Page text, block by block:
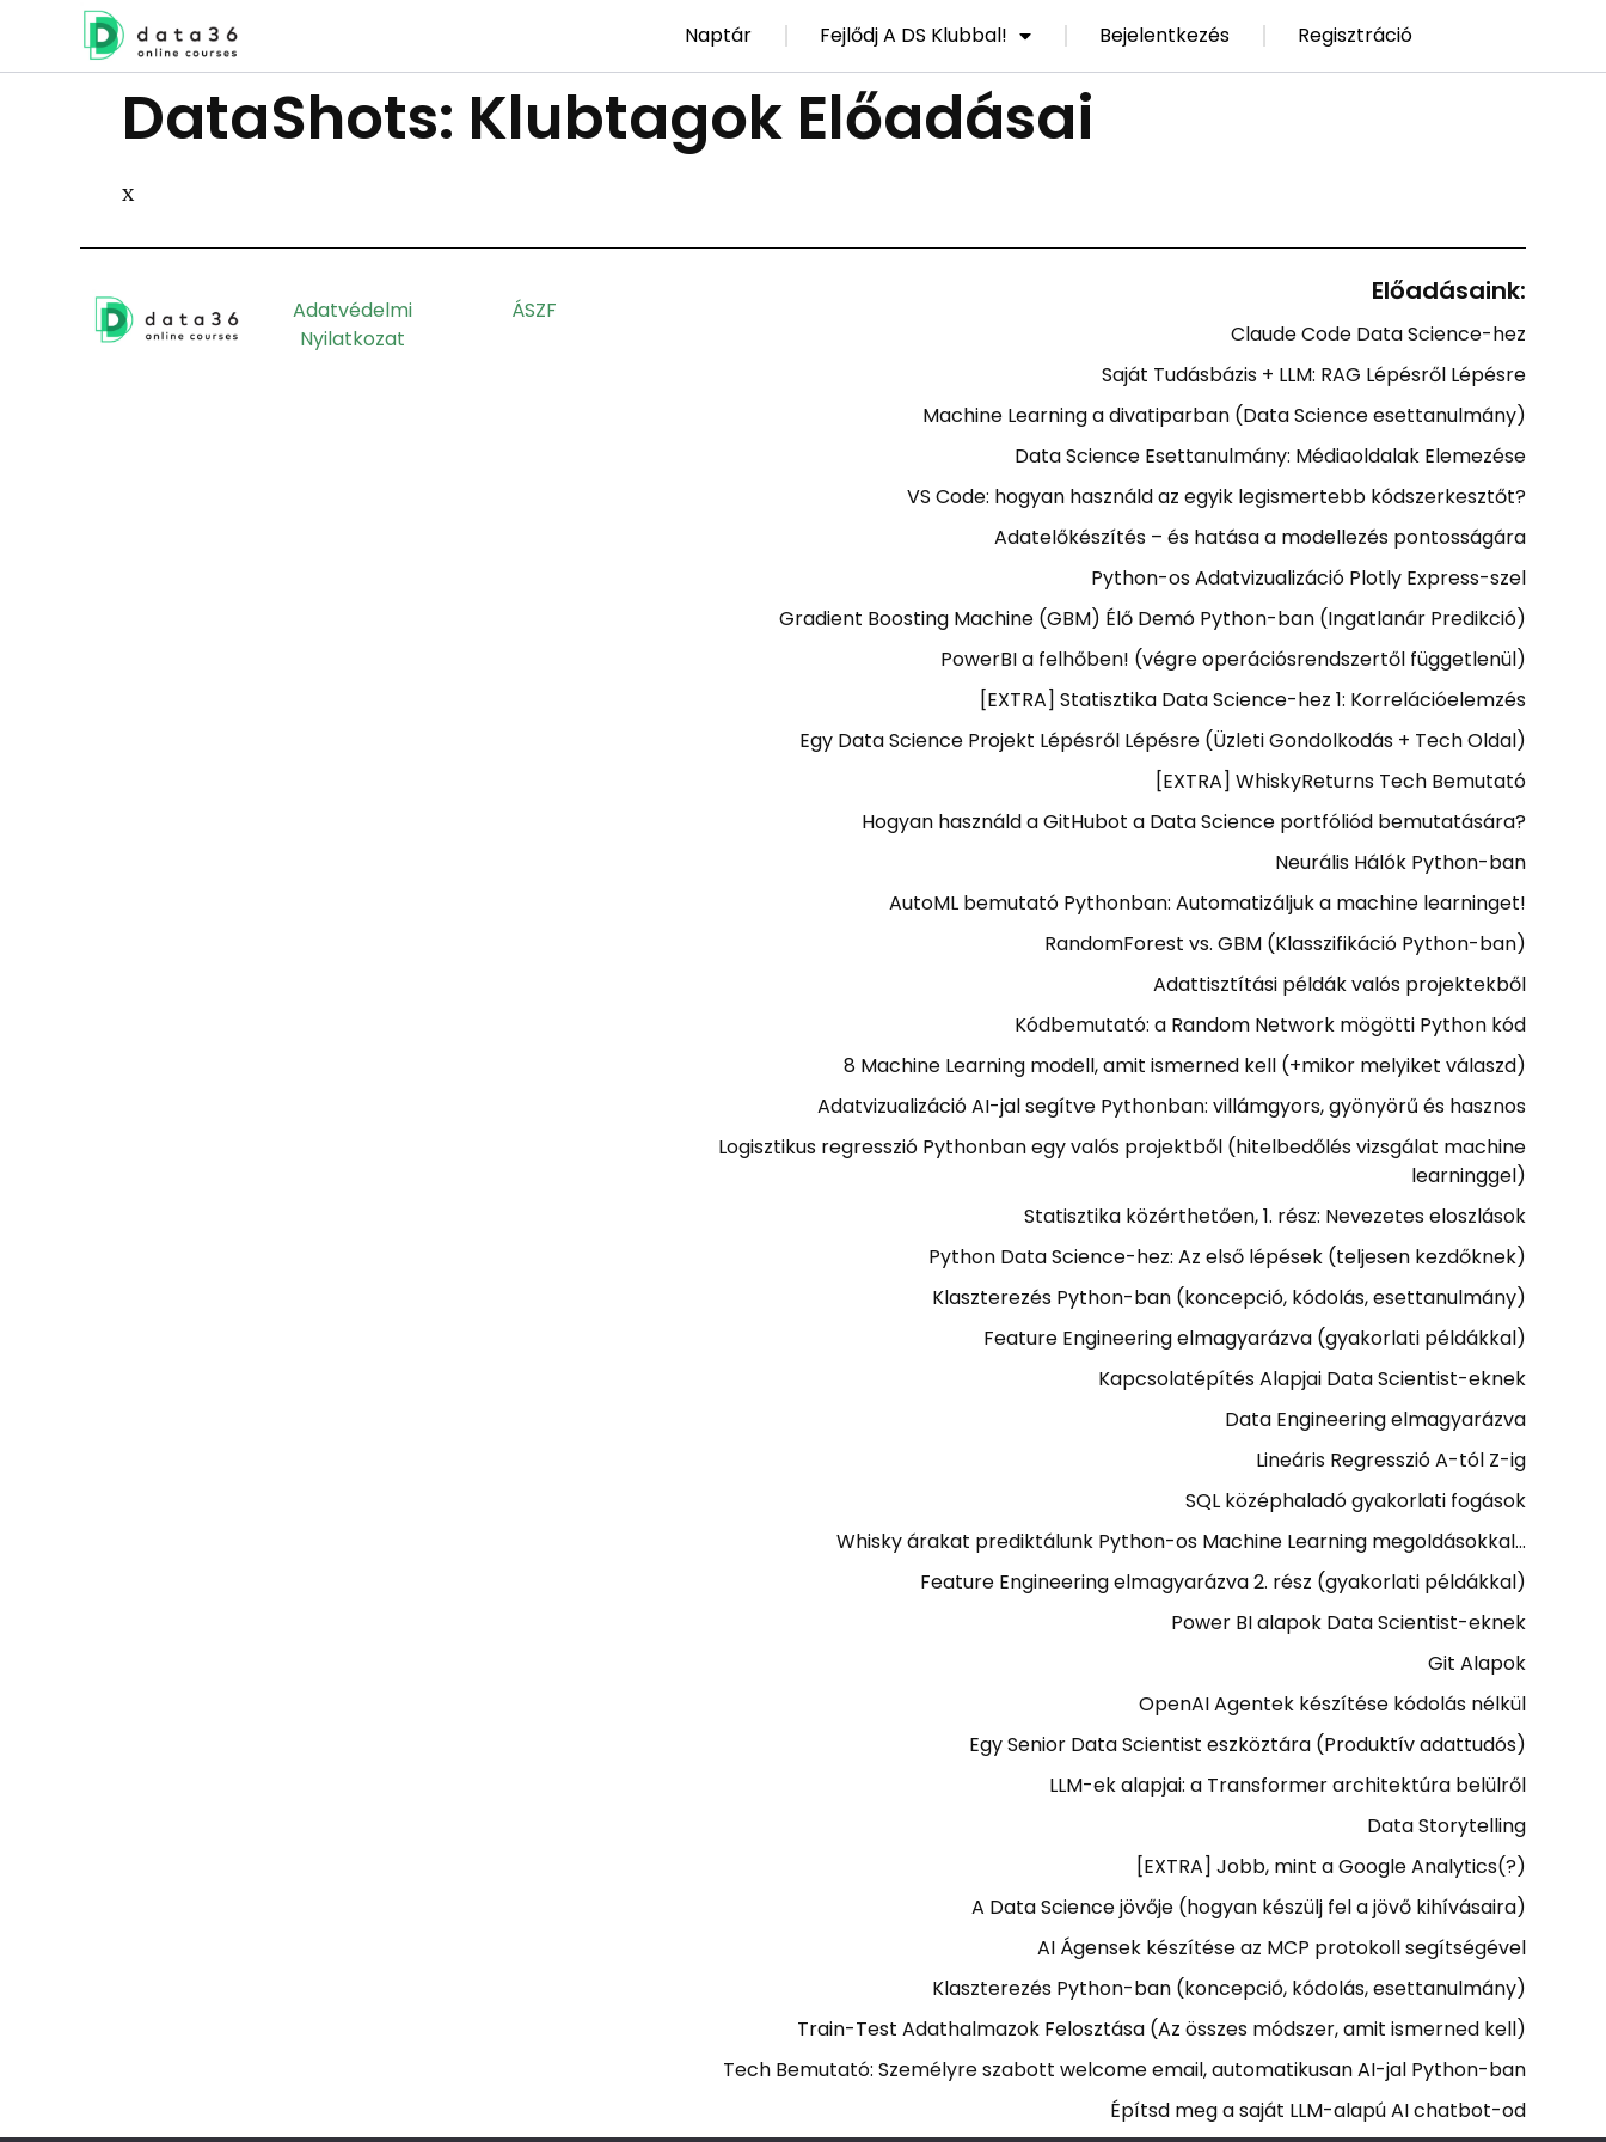
Naptár Fejlődj A DS Klubbal! Bejelentkezés Regisztráció
DataShots: Klubtagok Előadásai
x
Adatvédelmi
Nyilatkozat
ÁSZF
Előadásaink:
Claude Code Data Science-hez
Saját Tudásbázis + LLM: RAG Lépésről Lépésre
Machine Learning a divatiparban (Data Science esettanulmány)
Data Science Esettanulmány: Médiaoldalak Elemezése
VS Code: hogyan használd az egyik legismertebb kódszerkesztőt?
Adatelőkészítés – és hatása a modellezés pontosságára
Python-os Adatvizualizáció Plotly Express-szel
Gradient Boosting Machine (GBM) Élő Demó Python-ban (Ingatlanár Predikció)
PowerBI a felhőben! (végre operációsrendszertől függetlenül)
[EXTRA] Statisztika Data Science-hez 1: Korrelációelemzés
Egy Data Science Projekt Lépésről Lépésre (Üzleti Gondolkodás + Tech Oldal)
[EXTRA] WhiskyReturns Tech Bemutató
Hogyan használd a GitHubot a Data Science portfóliód bemutatására?
Neurális Hálók Python-ban
AutoML bemutató Pythonban: Automatizáljuk a machine learninget!
RandomForest vs. GBM (Klasszifikáció Python-ban)
Adattisztítási példák valós projektekből
Kódbemutató: a Random Network mögötti Python kód
8 Machine Learning modell, amit ismerned kell (+mikor melyiket válaszd)
Adatvizualizáció AI-jal segítve Pythonban: villámgyors, gyönyörű és hasznos
Logisztikus regresszió Pythonban egy valós projektből (hitelbedőlés vizsgálat machine
learninggel)
Statisztika közérthetően, 1. rész: Nevezetes eloszlások
Python Data Science-hez: Az első lépések (teljesen kezdőknek)
Klaszterezés Python-ban (koncepció, kódolás, esettanulmány)
Feature Engineering elmagyarázva (gyakorlati példákkal)
Kapcsolatépítés Alapjai Data Scientist-eknek
Data Engineering elmagyarázva
Lineáris Regresszió A-tól Z-ig
SQL középhaladó gyakorlati fogások
Whisky árakat prediktálunk Python-os Machine Learning megoldásokkal…
Feature Engineering elmagyarázva 2. rész (gyakorlati példákkal)
Power BI alapok Data Scientist-eknek
Git Alapok
OpenAI Agentek készítése kódolás nélkül
Egy Senior Data Scientist eszköztára (Produktív adattudós)
LLM-ek alapjai: a Transformer architektúra belülről
Data Storytelling
[EXTRA] Jobb, mint a Google Analytics(?)
A Data Science jövője (hogyan készülj fel a jövő kihívásaira)
AI Ágensek készítése az MCP protokoll segítségével
Klaszterezés Python-ban (koncepció, kódolás, esettanulmány)
Train-Test Adathalmazok Felosztása (Az összes módszer, amit ismerned kell)
Tech Bemutató: Személyre szabott welcome email, automatikusan AI-jal Python-ban
Építsd meg a saját LLM-alapú AI chatbot-od